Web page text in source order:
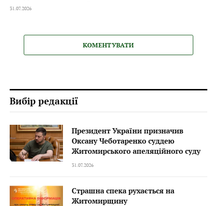
31.07.2026
КОМЕНТУВАТИ
Вибір редакції
Президент України призначив
Оксану Чеботаренко суддею
Житомирського апеляційного суду
31.07.2026
Страшна спека рухається на
Житомирщину